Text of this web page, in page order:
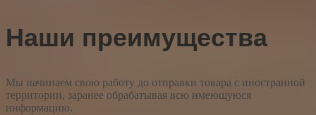
Наши преимущества
Мы начинаем свою работу до отправки товара с иностранной
территории, заранее обрабатывая всю имеющуюся
информацию.